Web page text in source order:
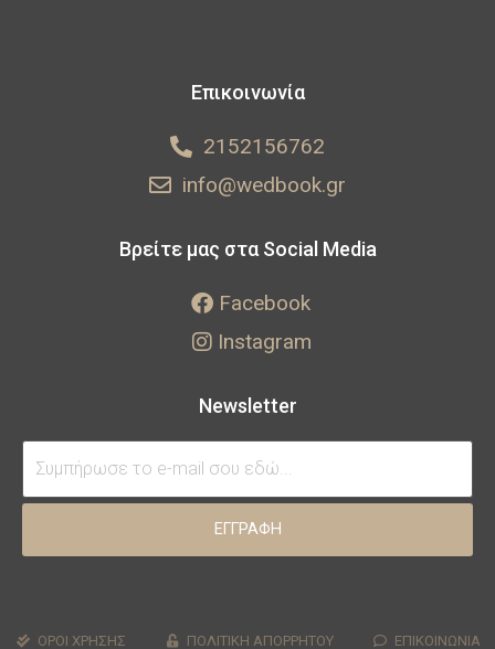
Επικοινωνία
2152156762
info@wedbook.gr
Βρείτε μας στα Social Media
Facebook
Instagram
Newsletter
ΕΓΓΡΑΦΗ
ΟΡΟΙ ΧΡΗΣΗΣ ΠΟΛΙΤΙΚΗ ΑΠΟΡΡΗΤΟΥ ΕΠΙΚΟΙΝΩΝΙΑ